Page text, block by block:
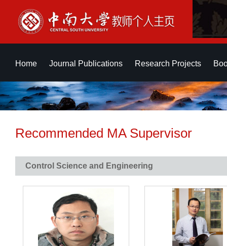
Home Journal Publications Research Projects
Recommended MA Supervisor
Control Science and Engineering